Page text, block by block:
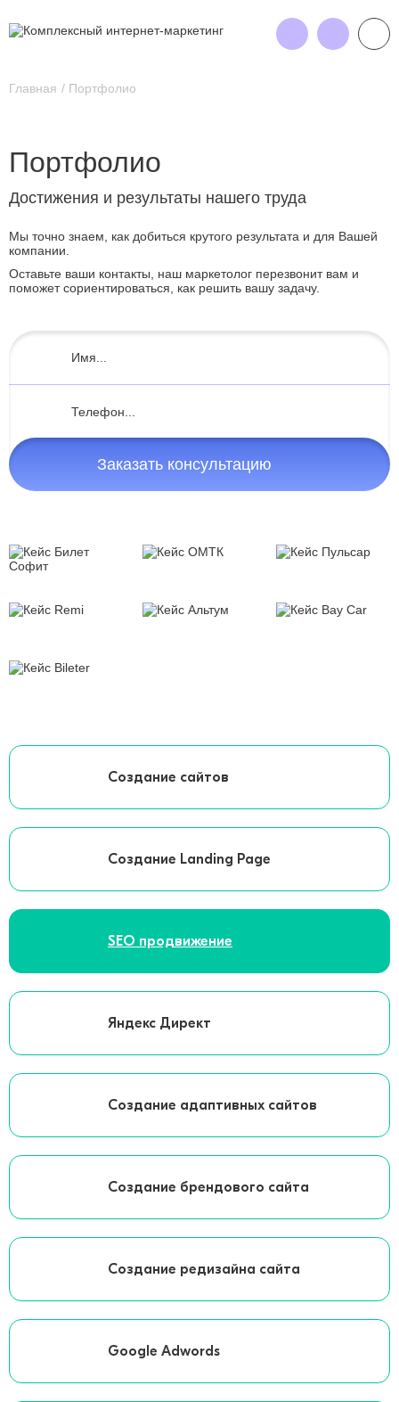
Главная Портфолио
Портфолио
Достижения и результаты нашего труда
Мы точно знаем, как добиться крутого результата и для Вашей
компании.
Оставьте ваши контакты, наш маркетолог перезвонит вам и
поможет сориентироваться, как решить вашу задачу.
Заказать консультацию
Создание сайтов
Создание Landing Page
SEO продвижение
Яндекс Директ
Создание адаптивных сайтов
Создание брендового сайта
Создание редизайна сайта
Google Adwords